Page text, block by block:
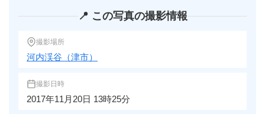
📍 この写真の撮影情報
撮影場所
河内渓谷（津市）
撮影日時
2017年11月20日 13時25分